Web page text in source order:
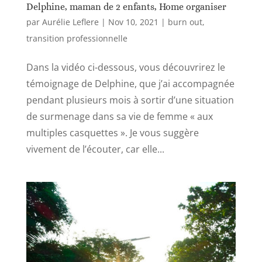
Delphine, maman de 2 enfants, Home organiser
par Aurélie Leflere | Nov 10, 2021 | burn out,
transition professionnelle
Dans la vidéo ci-dessous, vous découvrirez le
témoignage de Delphine, que j’ai accompagnée
pendant plusieurs mois à sortir d’une situation
de surmenage dans sa vie de femme « aux
multiples casquettes ». Je vous suggère
vivement de l’écouter, car elle...